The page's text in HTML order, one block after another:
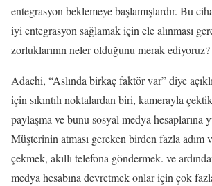
entegrasyon beklemeye başlamışlardır. Bu
iyi entegrasyon sağlamak için ele alınması
zorluklarının neler olduğunu merak ediyoruz?
Adachi, “Aslında birkaç faktör var” diye
için sıkıntılı noktalardan biri, kamerayla
paylaşma ve bunu sosyal medya hesaplarına
Müşterinin atması gereken birden fazla adım
çekmek, akıllı telefona göndermek. ve
medya hesabına devretmek onlar için çok